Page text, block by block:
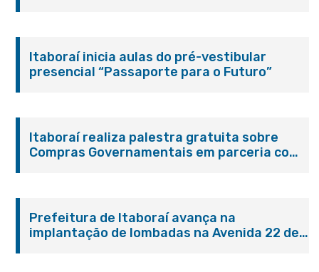
Itaboraí inicia aulas do pré-vestibular
presencial “Passaporte para o Futuro”
Itaboraí realiza palestra gratuita sobre
Compras Governamentais em parceria com
Prefeitura de Itaboraí avança na
implantação de lombadas na Avenida 22 de